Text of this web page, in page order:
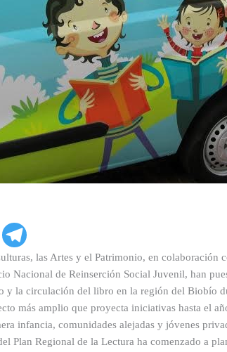
las Artes y el Patrimonio, en
Nacional de Reinserción Social Juvenil, han
y la circulación del libro en la región del Biobío
más amplio que proyecta iniciativas hasta el
infancia, comunidades alejadas y jóvenes
Plan Regional de la Lectura ha comenzado a